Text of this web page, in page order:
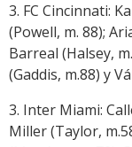
3. FC Cincinnati:
(Powell, m. 88);
Barreal (Halsey,
(Gaddis, m.88) y
3. Inter Miami:
Miller (Taylor,